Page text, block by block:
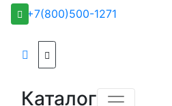
+7(800)500-1271
Каталог